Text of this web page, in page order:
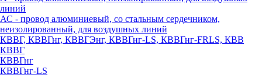
линий
АС - провод алюминиевый, со стальным сердечником,
неизолированный, для воздушных линий
КВВГ, КВВГнг, КВВГЭнг, КВВГнг-LS, КВВГнг-FRLS, КВВ
КВВГ
КВВГнг
КВВГнг-LS